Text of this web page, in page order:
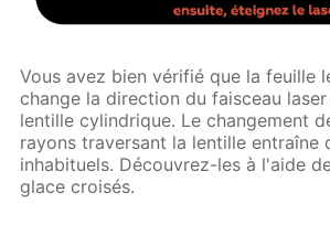
Vous avez bien vérifié que la feuille
change la direction du faisceau
lentille cylindrique. Le changement
rayons traversant la lentille entraîne
inhabituels. Découvrez-les à l'aide
glace croisés.